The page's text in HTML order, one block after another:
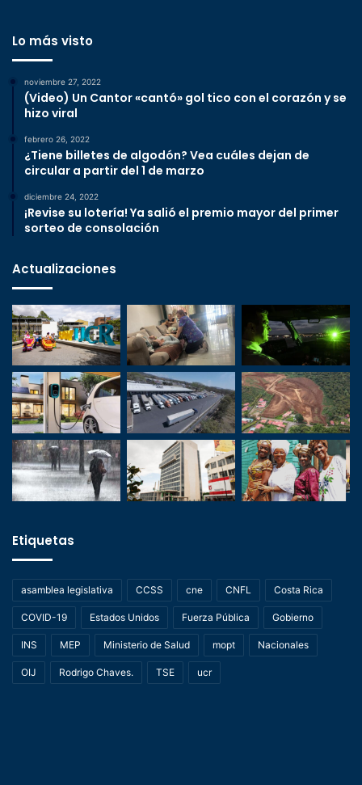
Lo más visto
noviembre 27, 2022
(Video) Un Cantor «cantó» gol tico con el corazón y se
hizo viral
febrero 26, 2022
¿Tiene billetes de algodón? Vea cuáles dejan de
circular a partir del 1 de marzo
diciembre 24, 2022
¡Revise su lotería! Ya salió el premio mayor del primer
sorteo de consolación
Actualizaciones
Etiquetas
asamblea legislativa CCSS cne CNFL Costa Rica
COVID-19 Estados Unidos Fuerza Pública Gobierno
INS MEP Ministerio de Salud mopt Nacionales
OIJ Rodrigo Chaves. TSE ucr